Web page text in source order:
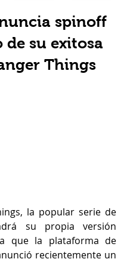
spinoff
de su exitosa
Things
la popular serie de
su propia versión
que la plataforma de
recientemente un